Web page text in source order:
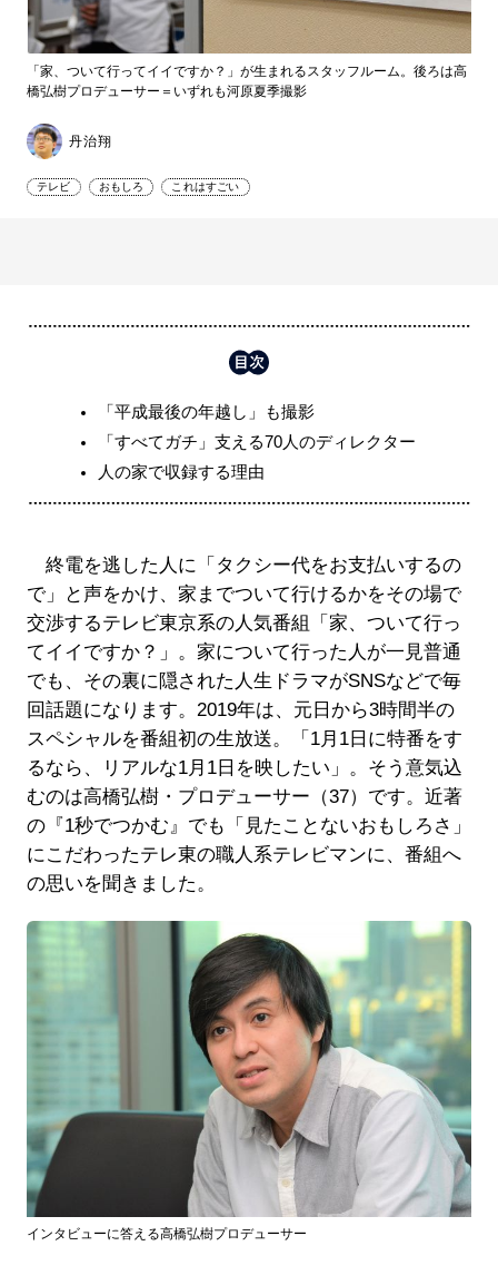
「家、ついて行ってイイですか？」が生まれるスタッフルーム。後ろは高
橋弘樹プロデューサー＝いずれも河原夏季撮影
丹治翔
テレビ おもしろ これはすごい
「平成最後の年越し」も撮影
「すべてガチ」支える70人のディレクター
人の家で収録する理由
終電を逃した人に「タクシー代をお支払いするの
で」と声をかけ、家までついて行けるかをその場で
交渉するテレビ東京系の人気番組「家、ついて行っ
てイイですか？」。家について行った人が一見普通
でも、その裏に隠された人生ドラマがSNSなどで毎
回話題になります。2019年は、元日から3時間半の
スペシャルを番組初の生放送。「1月1日に特番をす
るなら、リアルな1月1日を映したい」。そう意気込
むのは高橋弘樹・プロデューサー（37）です。近著
の『1秒でつかむ』でも「見たことないおもしろさ」
にこだわったテレ東の職人系テレビマンに、番組へ
の思いを聞きました。
インタビューに答える高橋弘樹プロデューサー